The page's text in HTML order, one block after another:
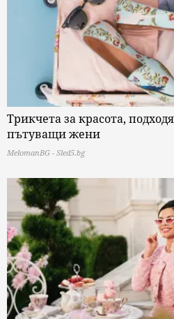
Трикчета за красота,
пътуващи жени
MelomanBG - Sled5.bg